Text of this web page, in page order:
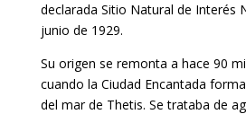
declarada Sitio Natural de Interés
junio de 1929.
Su origen se remonta a hace 90
cuando la Ciudad Encantada
del mar de Thetis. Se trataba de